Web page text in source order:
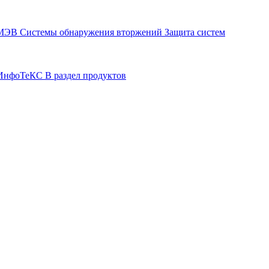
Системы обнаружения вторжений Защита систем
В раздел продуктов